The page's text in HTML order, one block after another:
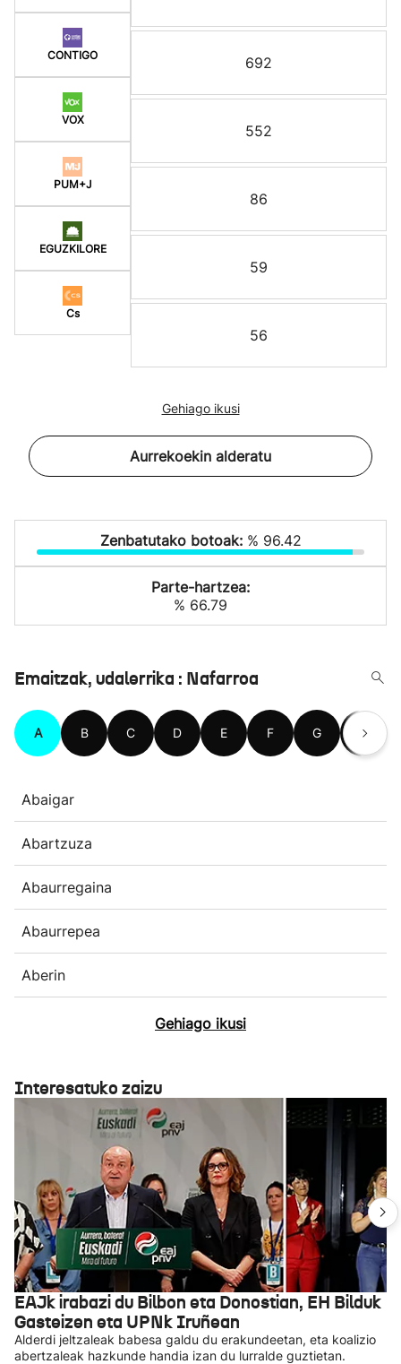
CONTIGO
VOX
PUM+J
EGUZKILORE
Cs
692
552
86
59
56
Gehiago ikusi
Aurrekoekin alderatu
Zenbatutako botoak: % 96.42
Parte-hartzea:
% 66.79
Emaitzak, udalerrika : Nafarroa
A B C D E F G H
Abaigar
Abartzuza
Abaurregaina
Abaurrepea
Aberin
Gehiago ikusi
Interesatuko zaizu
EAJk irabazi du Bilbon eta Donostian, EH Bilduk
Gasteizen eta UPNk Iruñean
Alderdi jeltzaleak babesa galdu du erakundeetan, eta koalizio
abertzaleak hazkunde handia izan du lurralde guztietan.